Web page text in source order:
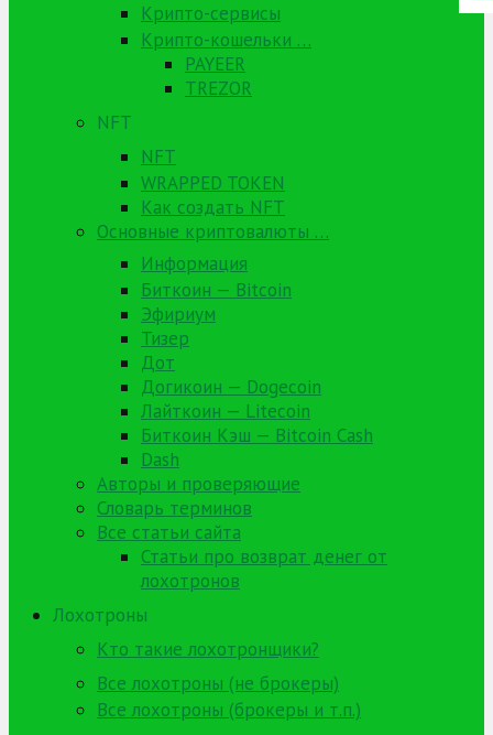
Крипто-сервисы
Крипто-кошельки …
PAYEER
TREZOR
NFT
NFT
WRAPPED TOKEN
Как создать NFT
Основные криптовалюты …
Информация
Биткоин — Bitcoin
Эфириум
Тизер
Дот
Догикоин — Dogecoin
Лайткоин — Litecoin
Биткоин Кэш — Bitcoin Cash
Dash
Авторы и проверяющие
Словарь терминов
Все статьи сайта
Статьи про возврат денег от
лохотронов
Лохотроны
Кто такие лохотронщики?
Все лохотроны (не брокеры)
Все лохотроны (брокеры и т.п.)